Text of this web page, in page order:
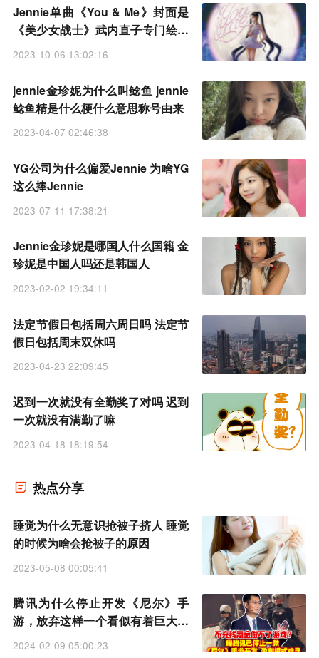
Jennie单曲《You & Me》封面是
《美少女战士》武内直子专门绘制
的
2023-10-06 13:02:16
jennie金珍妮为什么叫鲶鱼 jennie
鲶鱼精是什么梗什么意思称号由来
2023-04-07 02:46:38
YG公司为什么偏爱Jennie 为啥YG
这么捧Jennie
2023-07-11 17:38:21
Jennie金珍妮是哪国人什么国籍 金
珍妮是中国人吗还是韩国人
2023-02-02 19:34:11
法定节假日包括周六周日吗 法定节
假日包括周末双休吗
2023-04-23 22:09:45
迟到一次就没有全勤奖了对吗 迟到
一次就没有满勤了嘛
2023-04-18 18:19:54
热点分享
睡觉为什么无意识抢被子挤人 睡觉
的时候为啥会抢被子的原因
2023-05-08 00:05:41
腾讯为什么停止开发《尼尔》手
游，放弃这样一个看似有着巨大潜
力的项目
2024-02-09 05:00:23